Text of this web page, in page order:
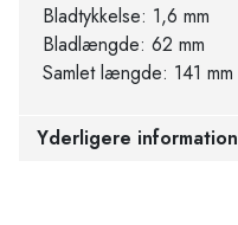
Bladtykkelse: 1,6 mm
Bladlængde: 62 mm
Samlet længde: 141 mm
Yderligere information